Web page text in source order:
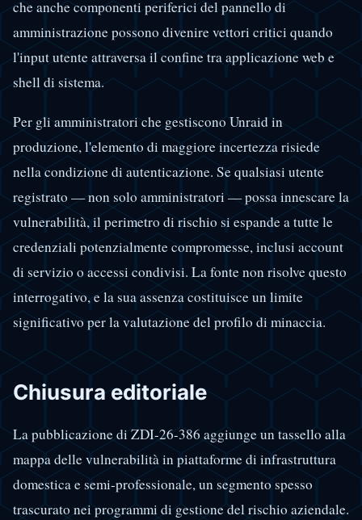
che anche componenti periferici del pannello di
amministrazione possono divenire vettori critici quando
l'input utente attraversa il confine tra applicazione web e
shell di sistema.
Per gli amministratori che gestiscono Unraid in
produzione, l'elemento di maggiore incertezza risiede
nella condizione di autenticazione. Se qualsiasi utente
registrato — non solo amministratori — possa innescare la
vulnerabilità, il perimetro di rischio si espande a tutte le
credenziali potenzialmente compromesse, inclusi account
di servizio o accessi condivisi. La fonte non risolve questo
interrogativo, e la sua assenza costituisce un limite
significativo per la valutazione del profilo di minaccia.
Chiusura editoriale
La pubblicazione di ZDI-26-386 aggiunge un tassello alla
mappa delle vulnerabilità in piattaforme di infrastruttura
domestica e semi-professionale, un segmento spesso
trascurato nei programmi di gestione del rischio aziendale.